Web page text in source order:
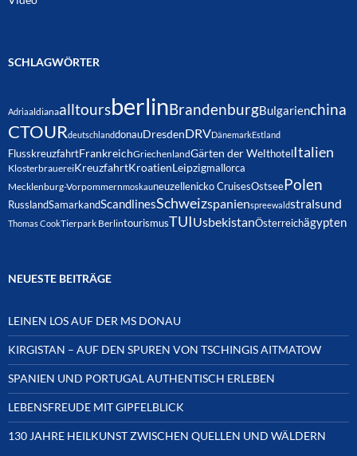
SCHLAGWÖRTER
AdriaaldianaalltoursberlinBrandenburgBulgarienchina
CTOURdeutschlanddonauDresdenDRVDänemarkEstland
FlusskreuzfahrtFrankreichGriechenlandGärten der Welthotel Italien
KlosterbrauereiKreuzfahrtKroatienLeipzigmallorca
Mecklenburg-Vorpommernmoskauneuzellenicko CruisesOstseePolen
RusslandSamarkandScandlinesSchweizspanienspreewaldstralsund
Thomas CookTierpark BerlintourismusTUIUsbekistanÖsterreichägypten
NEUESTE BEITRÄGE
LEINEN LOS AUF DER MS DONAU
KIRGISTAN – AUF DEN SPUREN VON TSCHINGIS AITMATOW
SPANIEN UND PORTUGAL AUTHENTISCH ERLEBEN
LEBENSFREUDE MIT GIPFELBLICK
130 JAHRE HEILKUNST ZWISCHEN QUELLEN UND WÄLDERN